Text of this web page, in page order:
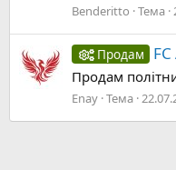
Benderitto Тема
Продам
Продам
Enay Тема